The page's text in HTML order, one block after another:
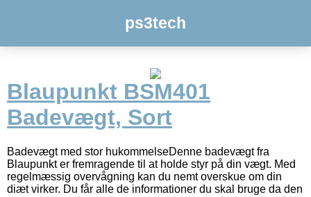
ps3tech
Blaupunkt BSM401
Badevægt, Sort
Badevægt med stor hukommelseDenne badevægt fra
Blaupunkt er fremragende til at holde styr på din vægt. Med
regelmæssig overvågning kan du nemt overskue om din
diæt virker. Du får alle de informationer du skal bruge da den